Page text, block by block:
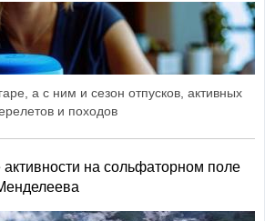
а с ним и сезон отпусков, активных
и походов
активности на сольфаторном поле